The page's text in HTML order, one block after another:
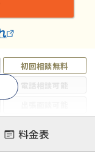
初回相談無料
電話相談可能
料金表